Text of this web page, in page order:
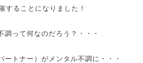
することになりました！
調って何なのだろう？・・・
ートナー）がメンタル不調に・・・